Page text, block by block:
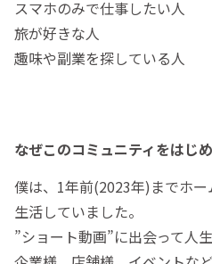
スマホのみで仕事したい人
旅が好きな人
趣味や副業を探している人
なぜこのコミュニティをはじ
僕は、1年前(2023年)までホ
生活していました。
”ショート動画”に出会って人